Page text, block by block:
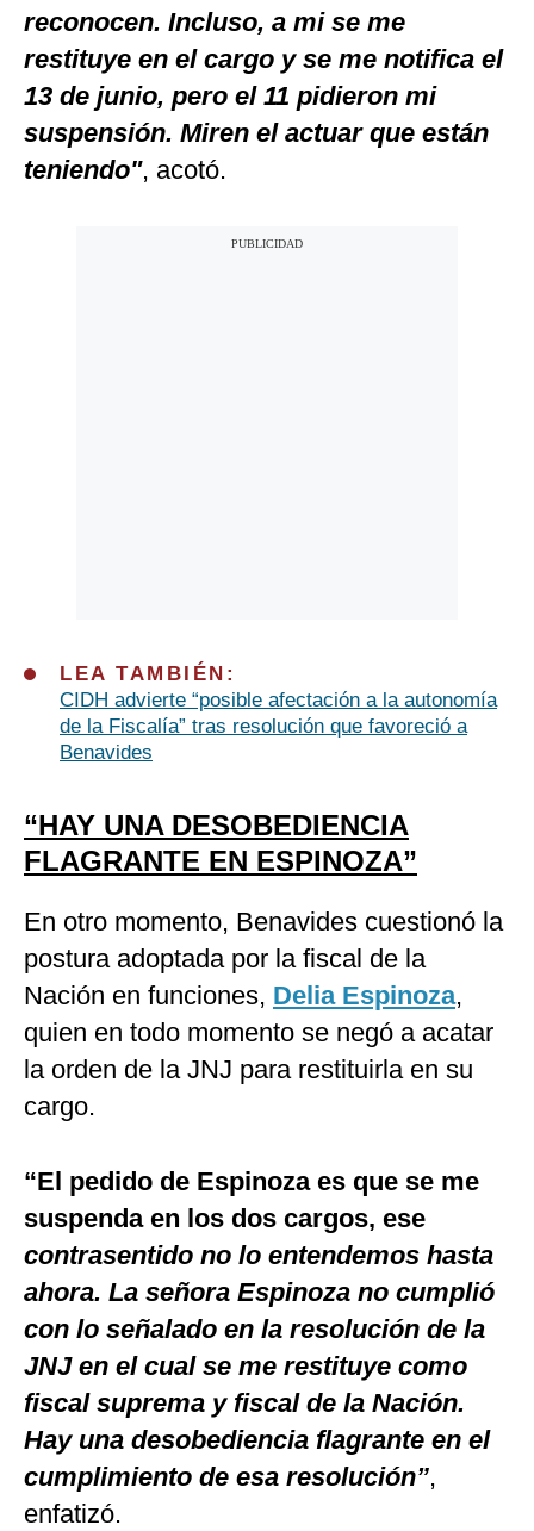
reconocen. Incluso, a mi se me
restituye en el cargo y se me notifica el
13 de junio, pero el 11 pidieron mi
suspensión. Miren el actuar que están
teniendo", acotó.
LEA TAMBIÉN:
CIDH advierte “posible afectación a la autonomía
de la Fiscalía” tras resolución que favoreció a
Benavides
“HAY UNA DESOBEDIENCIA
FLAGRANTE EN ESPINOZA”
En otro momento, Benavides cuestionó la
postura adoptada por la fiscal de la
Nación en funciones, Delia Espinoza,
quien en todo momento se negó a acatar
la orden de la JNJ para restituirla en su
cargo.
“El pedido de Espinoza es que se me
suspenda en los dos cargos, ese
contrasentido no lo entendemos hasta
ahora. La señora Espinoza no cumplió
con lo señalado en la resolución de la
JNJ en el cual se me restituye como
fiscal suprema y fiscal de la Nación.
Hay una desobediencia flagrante en el
cumplimiento de esa resolución”,
enfatizó.